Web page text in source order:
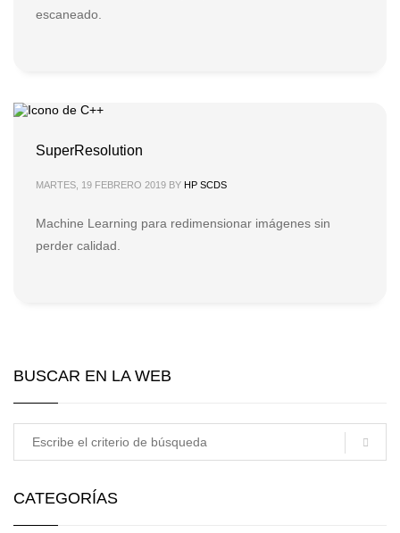
escaneado.
SuperResolution
MARTES, 19 FEBRERO 2019 BY HP SCDS
Machine Learning para redimensionar imágenes sin
perder calidad.
BUSCAR EN LA WEB
CATEGORÍAS